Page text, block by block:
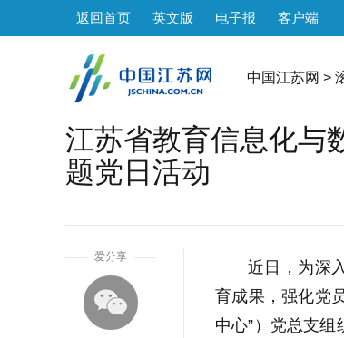
返回首页 英文版 电子报 客户端
中国江苏网 >
江苏省教育信息化与
题党日活动
爱分享
近日，为深
育成果，强化党
中心”）党总支